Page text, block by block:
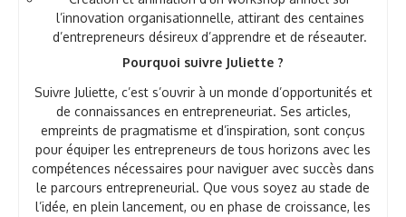
l’innovation organisationnelle, attirant des centaines
d’entrepreneurs désireux d’apprendre et de réseauter.
Pourquoi suivre Juliette ?
Suivre Juliette, c’est s’ouvrir à un monde d’opportunités et
de connaissances en entrepreneuriat. Ses articles,
empreints de pragmatisme et d’inspiration, sont conçus
pour équiper les entrepreneurs de tous horizons avec les
compétences nécessaires pour naviguer avec succès dans
le parcours entrepreneurial. Que vous soyez au stade de
l’idée, en plein lancement, ou en phase de croissance, les